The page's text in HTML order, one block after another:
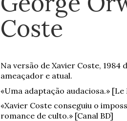
Coste
Na versão de Xavier Coste,
ameaçador e atual.
«Uma adaptação audaciosa.» [Le
«Xavier Coste conseguiu o
romance de culto.» [Canal BD]